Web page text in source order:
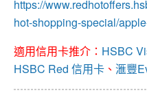
https://
hot-shopping-special/
適用信用卡推介： HSBC
HSBC Red 信用卡 、 滙豐